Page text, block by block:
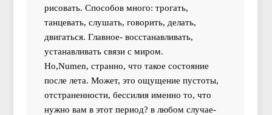
рисовать. Способов много: трогать,
танцевать, слушать, говорить, делать,
двигаться. Главное- восстанавливать,
устанавливать связи с миром.
Но,Numen, странно, что такое состояние
после лета. Может, это ощущение пустоты,
отстраненности, бессилия именно то, что
нужно вам в этот период? в любом случае-